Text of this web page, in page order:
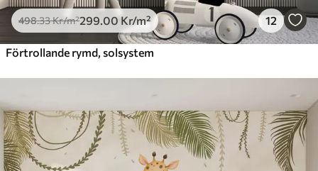
498.33Kr/m²299 .00 Kr/m² 12
Förtrollande rymd, solsystem